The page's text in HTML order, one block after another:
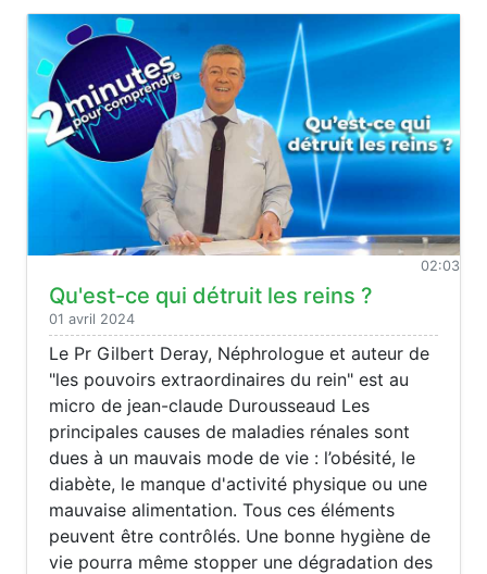
02:03
Qu'est-ce qui détruit les reins ?
01 avril 2024
Le Pr Gilbert Deray, Néphrologue et auteur de
"les pouvoirs extraordinaires du rein" est au
micro de jean-claude Durousseaud Les
principales causes de maladies rénales sont
dues à un mauvais mode de vie : l’obésité, le
diabète, le manque d'activité physique ou une
mauvaise alimentation. Tous ces éléments
peuvent être contrôlés. Une bonne hygiène de
vie pourra même stopper une dégradation des